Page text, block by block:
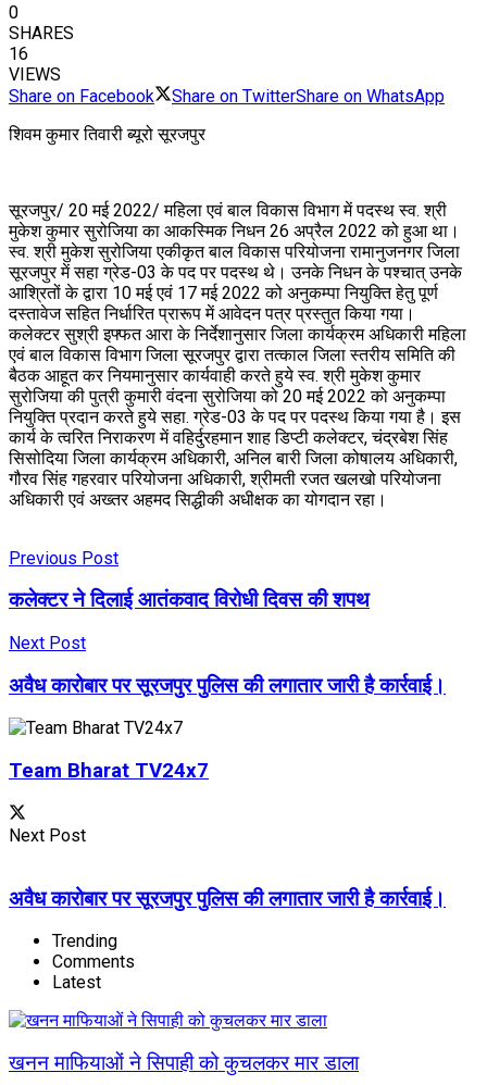
0
SHARES
16
VIEWS
Share on Facebook
Share on TwitterShare on WhatsApp
शिवम कुमार तिवारी ब्यूरो सूरजपुर
सूरजपुर/ 20 मई 2022/ महिला एवं बाल विकास विभाग में पदस्थ स्व. श्री
मुकेश कुमार सुरोजिया का आकस्मिक निधन 26 अप्रैल 2022 को हुआ था।
स्व. श्री मुकेश सुरोजिया एकीकृत बाल विकास परियोजना रामानुजनगर जिला
सूरजपुर में सहा ग्रेड-03 के पद पर पदस्थ थे। उनके निधन के पश्चात् उनके
आश्रितों के द्वारा 10 मई एवं 17 मई 2022 को अनुकम्पा नियुक्ति हेतु पूर्ण
दस्तावेज सहित निर्धारित प्रारूप में आवेदन पत्र प्रस्तुत किया गया।
कलेक्टर सुश्री इफ्फत आरा के निर्देशानुसार जिला कार्यक्रम अधिकारी महिला
एवं बाल विकास विभाग जिला सूरजपुर द्वारा तत्काल जिला स्तरीय समिति की
बैठक आहूत कर नियमानुसार कार्यवाही करते हुये स्व. श्री मुकेश कुमार
सुरोजिया की पुत्री कुमारी वंदना सुरोजिया को 20 मई 2022 को अनुकम्पा
नियुक्ति प्रदान करते हुये सहा. ग्रेड-03 के पद पर पदस्थ किया गया है। इस
कार्य के त्वरित निराकरण में वहिर्दुरहमान शाह डिप्टी कलेक्टर, चंद्रबेश सिंह
सिसोदिया जिला कार्यक्रम अधिकारी, अनिल बारी जिला कोषालय अधिकारी,
गौरव सिंह गहरवार परियोजना अधिकारी, श्रीमती रजत खलखो परियोजना
अधिकारी एवं अख्तर अहमद सिद्धीकी अधीक्षक का योगदान रहा।
Previous Post
कलेक्टर ने दिलाई आतंकवाद विरोधी दिवस की शपथ
Next Post
अवैध कारोबार पर सूरजपुर पुलिस की लगातार जारी है कार्रवाई।
Team Bharat TV24x7
Next Post
अवैध कारोबार पर सूरजपुर पुलिस की लगातार जारी है कार्रवाई।
Trending
Comments
Latest
खनन माफियाओं ने सिपाही को कुचलकर मार डाला